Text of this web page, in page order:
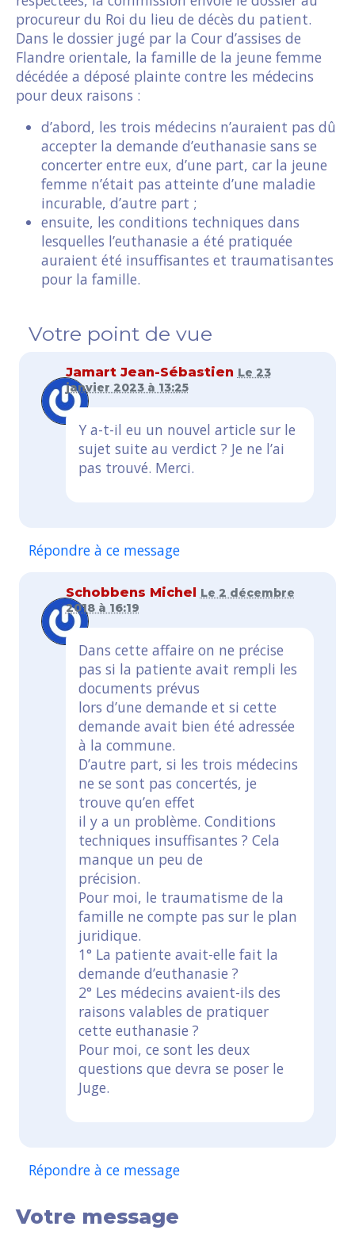
procureur du Roi du lieu de décès du patient.
Dans le dossier jugé par la Cour d’assises de
Flandre orientale, la famille de la jeune femme
décédée a déposé plainte contre les médecins
pour deux raisons :
d’abord, les trois médecins n’auraient pas dû
accepter la demande d’euthanasie sans se
concerter entre eux, d’une part, car la jeune
femme n’était pas atteinte d’une maladie
incurable, d’autre part ;
ensuite, les conditions techniques dans
lesquelles l’euthanasie a été pratiquée
auraient été insuffisantes et traumatisantes
pour la famille.
Votre point de vue
Jamart Jean-Sébastien Le 23
janvier 2023 à 13:25
Y a-t-il eu un nouvel article sur le
sujet suite au verdict ? Je ne l’ai
pas trouvé. Merci.
Répondre à ce message
Schobbens Michel Le 2 décembre
2018 à 16:19
Dans cette affaire on ne précise
pas si la patiente avait rempli les
documents prévus
lors d’une demande et si cette
demande avait bien été adressée
à la commune.
D’autre part, si les trois médecins
ne se sont pas concertés, je
trouve qu’en effet
il y a un problème. Conditions
techniques insuffisantes ? Cela
manque un peu de
précision.
Pour moi, le traumatisme de la
famille ne compte pas sur le plan
juridique.
1° La patiente avait-elle fait la
demande d’euthanasie ?
2° Les médecins avaient-ils des
raisons valables de pratiquer
cette euthanasie ?
Pour moi, ce sont les deux
questions que devra se poser le
Juge.
Répondre à ce message
Votre message